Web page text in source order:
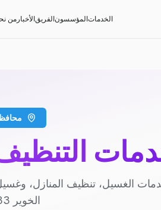
الخدماتالمؤسسونالفريقالأخبار من
التنظيف
الغسيل، تنظيف المنازل،
الخوير 33، عُمان.